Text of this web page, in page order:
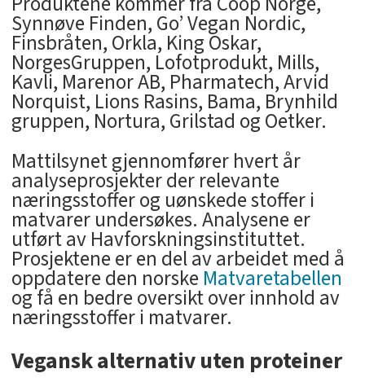
Synnøve Finden, Go’ Vegan Nordic,
Finsbråten, Orkla, King Oskar,
NorgesGruppen, Lofotprodukt, Mills,
Kavli, Marenor AB, Pharmatech, Arvid
Norquist, Lions Rasins, Bama, Brynhild
gruppen, Nortura, Grilstad og Oetker.
Mattilsynet gjennomfører hvert år
analyseprosjekter der relevante
næringsstoffer og uønskede stoffer i
matvarer undersøkes. Analysene er
utført av Havforskningsinstituttet.
Prosjektene er en del av arbeidet med å
oppdatere den norske Matvaretabellen
og få en bedre oversikt over innhold av
næringsstoffer i matvarer.
Vegansk alternativ uten proteiner